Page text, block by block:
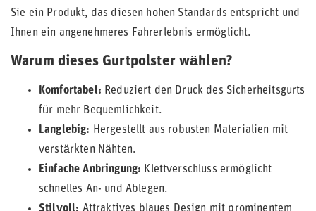
Sie ein Produkt, das diesen hohen Standards entspricht und
Ihnen ein angenehmeres Fahrerlebnis ermöglicht.
Warum dieses Gurtpolster wählen?
Komfortabel: Reduziert den Druck des Sicherheitsgurts
für mehr Bequemlichkeit.
Langlebig: Hergestellt aus robusten Materialien mit
verstärkten Nähten.
Einfache Anbringung: Klettverschluss ermöglicht
schnelles An- und Ablegen.